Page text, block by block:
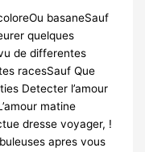
basaneSauf
quelques
de differentes
racesSauf Que
Detecter l’amour
matine
dresse voyager, !
apres vous